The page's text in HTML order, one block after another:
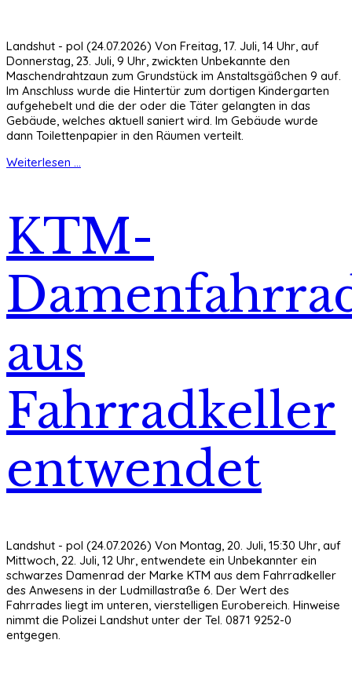
Landshut - pol (24.07.2026) Von Freitag, 17. Juli, 14 Uhr, auf
Donnerstag, 23. Juli, 9 Uhr, zwickten Unbekannte den
Maschendrahtzaun zum Grundstück im Anstaltsgäßchen 9 auf.
Im Anschluss wurde die Hintertür zum dortigen Kindergarten
aufgehebelt und die der oder die Täter gelangten in das
Gebäude, welches aktuell saniert wird. Im Gebäude wurde
dann Toilettenpapier in den Räumen verteilt.
Weiterlesen ...
KTM-
aus
Fahrradkeller
entwendet
Landshut - pol (24.07.2026) Von Montag, 20. Juli, 15:30 Uhr, auf
Mittwoch, 22. Juli, 12 Uhr, entwendete ein Unbekannter ein
schwarzes Damenrad der Marke KTM aus dem Fahrradkeller
des Anwesens in der Ludmillastraße 6. Der Wert des
Fahrrades liegt im unteren, vierstelligen Eurobereich. Hinweise
nimmt die Polizei Landshut unter der Tel. 0871 9252-0
entgegen.